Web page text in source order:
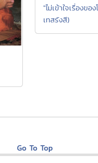
"ไม่เข้าใจเรื่องข
เทสรังสี)
Go To Top